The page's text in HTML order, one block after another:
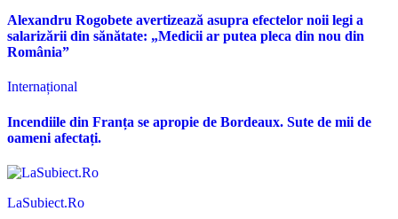
Alexandru Rogobete avertizează asupra efectelor noii legi a
salarizării din sănătate: „Medicii ar putea pleca din nou din
România”
Internațional
Incendiile din Franța se apropie de Bordeaux. Sute de mii de
oameni afectați.
LaSubiect.Ro